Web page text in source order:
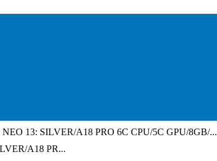
13: SILVER/A18 PRO 6C CPU/5C GPU/8GB/...
A18 PR...